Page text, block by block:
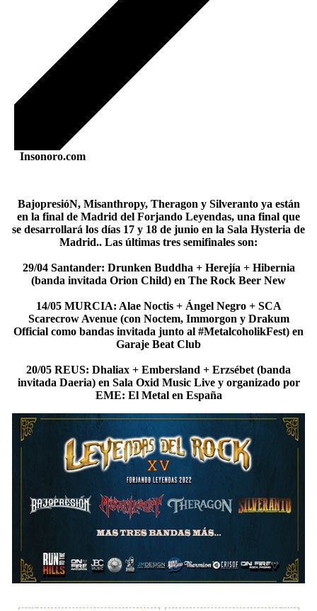
Insonoro.com
BajopresióN, Misanthropy, Theragon y Silveranto ya están
en la final de Madrid del Forjando Leyendas, una final que
se desarrollará los días 17 y 18 de junio en la Sala Hysteria de
Madrid.. Las últimas tres semifinales son:
29/04 Santander: Drunken Buddha + Herejía + Hibernia
(banda invitada Orion Child) en The Rock Beer New
14/05 MURCIA: Alae Noctis + Ángel Negro + SCA
Scarecrow Avenue (con Noctem, Immorgon y Drakum
Official como bandas invitada junto al #MetalcoholikFest) en
Garaje Beat Club
20/05 REUS: Dhaliax + Embersland + Erzsébet (banda
invitada Daeria) en Sala Oxid Music Live y organizado por
EME: El Metal en España